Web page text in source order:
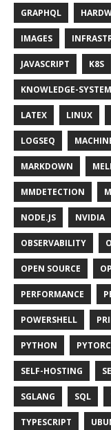
GRAPHQL
IMAGES
JAVASCRIPT K8S
KNOWLEDGE-
LATEX LINUX
LOGSEQ
MARKDOWN
MMDETECTION
NODE.JS NVIDIA
OBSERVABILITY
OPEN SOURCE
PERFORMANCE
POWERSHELL
PYTHON
SELF-HOSTING
SGLANG SQL
TYPESCRIPT